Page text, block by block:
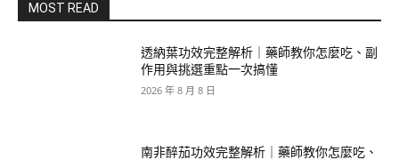
MOST READ
透納葉功效完整解析｜藥師教你怎麼吃、副
作用與挑選重點一次搞懂
2026 年 8 月 8 日
南非醉茄功效完整解析｜藥師教你怎麼吃、